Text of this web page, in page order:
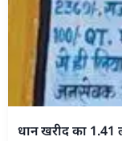
धान खरीद का